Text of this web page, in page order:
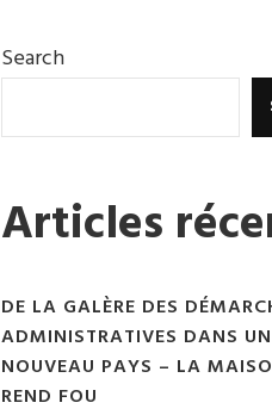
Search
Articles
DE LA GALÈRE DES
ADMINISTRATIVES DANS UN
NOUVEAU PAYS – LA
REND FOU